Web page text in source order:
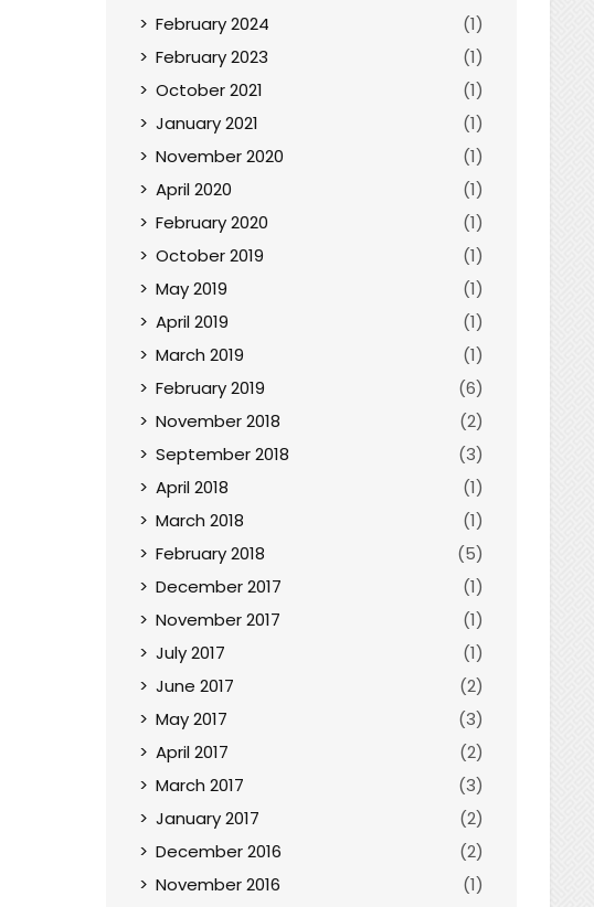
February 2024
(1)
February 2023
(1)
October 2021
(1)
January 2021
(1)
November 2020
(1)
April 2020
(1)
February 2020
(1)
October 2019
(1)
May 2019
(1)
April 2019
(1)
March 2019
(1)
February 2019
(6)
November 2018
(2)
September 2018
(3)
April 2018
(1)
March 2018
(1)
February 2018
(5)
December 2017
(1)
November 2017
(1)
July 2017
(1)
June 2017
(2)
May 2017
(3)
April 2017
(2)
March 2017
(3)
January 2017
(2)
December 2016
(2)
November 2016
(1)